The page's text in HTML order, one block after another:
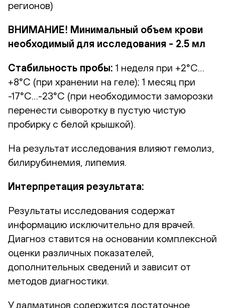
регионов)
ВНИМАНИЕ! Минимальный объем крови
необходимый для исследования - 2.5 мл
Стабильность пробы: 1 неделя при +2°С…
+8°С (при хранении на геле); 1 месяц при
-17°С…-23°С (при необходимости заморозки
перенести сыворотку в пустую чистую
пробирку с белой крышкой).
На результат исследования влияют гемолиз,
билирубинемия, липемия.
Интерпретация результата:
Результаты исследования содержат
информацию исключительно для врачей.
Диагноз ставится на основании комплексной
оценки различных показателей,
дополнительных сведений и зависит от
методов диагностики.
У далматинов содержится достаточное